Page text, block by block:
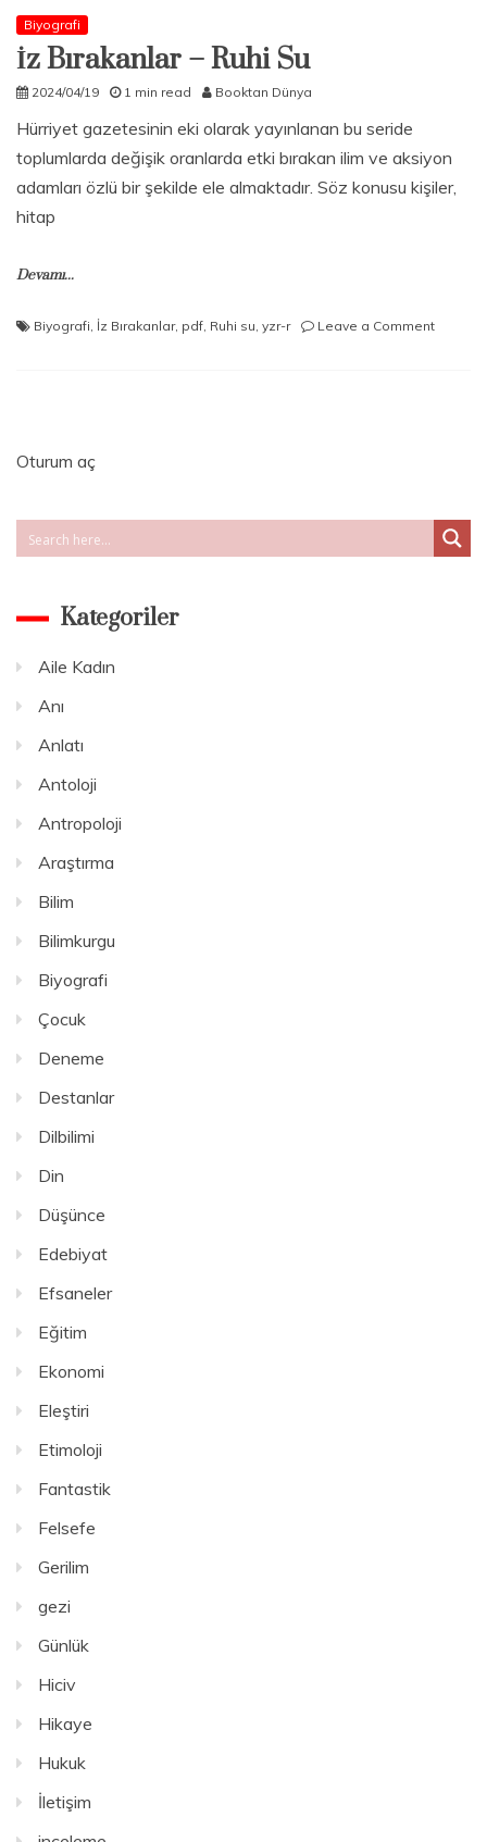
Biyografi
İz Bırakanlar – Ruhi Su
2024/04/19 1 min read Booktan Dünya
Hürriyet gazetesinin eki olarak yayınlanan bu seride
toplumlarda değişik oranlarda etki bırakan ilim ve aksiyon
adamları özlü bir şekilde ele almaktadır. Söz konusu kişiler,
hitap
Devamı...
Biyografi, İz Bırakanlar, pdf, Ruhi su, yzr-r Leave a Commenton
Oturum aç
Kategoriler
Aile Kadın
Anı
Anlatı
Antoloji
Antropoloji
Araştırma
Bilim
Bilimkurgu
Biyografi
Çocuk
Deneme
Destanlar
Dilbilimi
Din
Düşünce
Edebiyat
Efsaneler
Eğitim
Ekonomi
Eleştiri
Etimoloji
Fantastik
Felsefe
Gerilim
gezi
Günlük
Hiciv
Hikaye
Hukuk
İletişim